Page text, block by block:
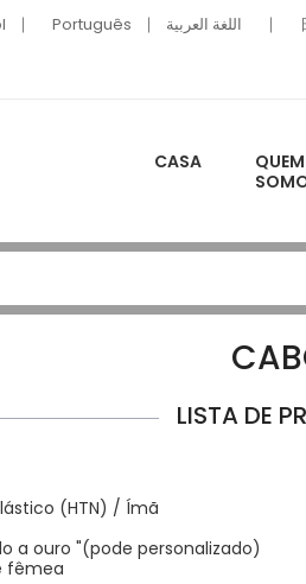
Português اللغة العربية
CASA
QUEM
LISTA DE
(HTN) / Ímã
a ouro "(pode personalizado)
fêmea